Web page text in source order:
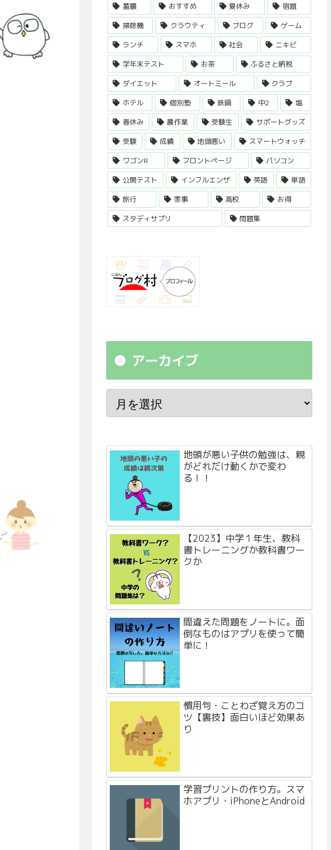
蓄膿
おすすめ 夏休み
宿題
掃除機
クラウティ ブログ
ゲーム
ランチ
スマホ 社会
ニキビ
学年末テスト
お茶
ふるさと納税
ダイエット
オートミール
クラブ
ホテル
個別塾 鉄鍋 中2
塩
春休み
農作業 受験生
サポートグッズ
受験
成績 地頭悪い
スマートウォッチ
ワゴンR
フロントページ
パソコン
公開テスト
インフルエンザ 英語
単語
旅行
家事 高校
お得
スタディサプリ
問題集
アーカイブ
地頭が悪い子供の勉強は、親
がどれだけ動くかで変わ
る！！
【2023】中学１年生、教科
書トレーニングか教科書ワー
クか
間違えた問題をノートに。面
倒なものはアプリを使って簡
単に！
慣用句・ことわざ覚え方のコ
ツ【裏技】面白いほど効果あ
り
学習プリントの作り方。スマ
ホアプリ・iPhoneとAndroid